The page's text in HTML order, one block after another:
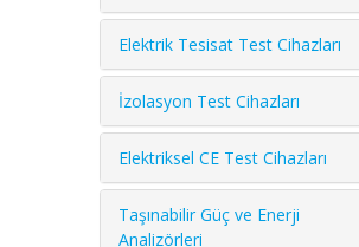
Elektrik Tesisat Test Cihazları
İzolasyon Test Cihazları
Elektriksel CE Test Cihazları
Taşınabilir Güç ve Enerji
Analizörleri